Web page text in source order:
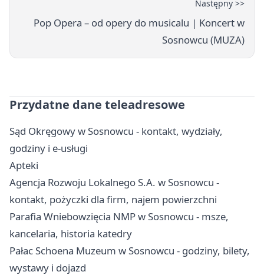
Następny >>
Pop Opera – od opery do musicalu | Koncert w
Sosnowcu (MUZA)
Przydatne dane teleadresowe
Sąd Okręgowy w Sosnowcu - kontakt, wydziały,
godziny i e-usługi
Apteki
Agencja Rozwoju Lokalnego S.A. w Sosnowcu -
kontakt, pożyczki dla firm, najem powierzchni
Parafia Wniebowzięcia NMP w Sosnowcu - msze,
kancelaria, historia katedry
Pałac Schoena Muzeum w Sosnowcu - godziny, bilety,
wystawy i dojazd